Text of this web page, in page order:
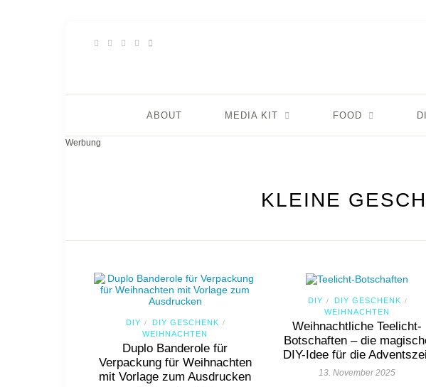
ABOUT MEDIA KIT FOOD
Werbung
KLEINE
DIY / DIY GESCHENK /
WEIHNACHTEN
Duplo Banderole für
Verpackung für Weihnachten
mit Vorlage zum Ausdrucken
DIY / DIY GESCHENK /
WEIHNACHTEN
Weihnachtliche Teelicht-
Botschaften – die
DIY-Idee für die
13. November 2025